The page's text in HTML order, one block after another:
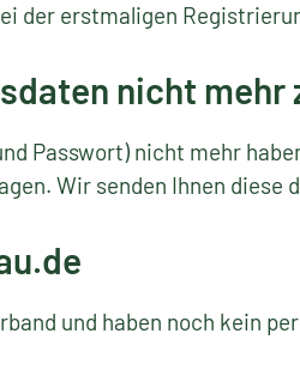
der erstmaligen
nicht mehr
Passwort) nicht mehr
Wir senden Ihnen diese
und haben noch kein